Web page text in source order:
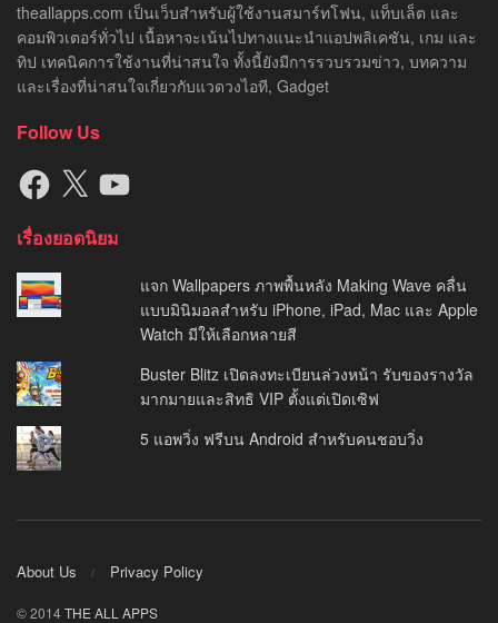
theallapps.com เป็นเว็บสำหรับผู้ใช้งานสมาร์ทโฟน, แท็บเล็ต และ
คอมพิวเตอร์ทั่วไป เนื้อหาจะเน้นไปทางแนะนำแอปพลิเคชัน, เกม และ
ทิป เทคนิคการใช้งานที่น่าสนใจ ทั้งนี้ยังมีการรวบรวมข่าว, บทความ
และเรื่องที่น่าสนใจเกี่ยวกับแวดวงไอที, Gadget
Follow Us
Facebook
X YouTube
เรื่องยอดนิยม
แจก Wallpapers ภาพพื้นหลัง Making Wave คลื่น
แบบมินิมอลสำหรับ iPhone, iPad, Mac และ Apple
Watch มีให้เลือกหลายสี
Buster Blitz เปิดลงทะเบียนล่วงหน้า รับของรางวัล
มากมายและสิทธิ VIP ตั้งแต่เปิดเซิฟ
5 แอพวิ่ง ฟรีบน Android สำหรับคนชอบวิ่ง
About Us Privacy Policy
© 2014THE ALL APPS